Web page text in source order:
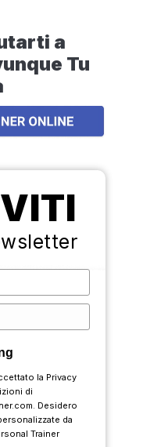
a
Tu
la Privacy
di
Desidero
da
Trainer